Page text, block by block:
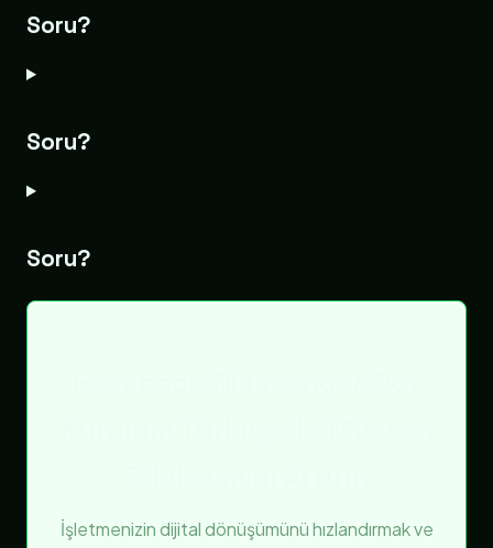
Soru?
Soru?
Soru?
İşletmenizin dijital dönüşümünü hızlandırmak ve